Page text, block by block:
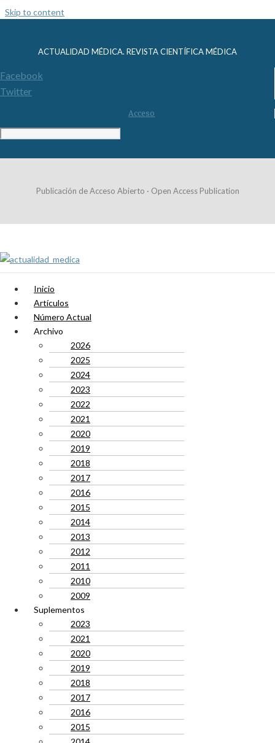
Skip to content
ACTUALIDAD MÉDICA. REVISTA CIENTÍFICA MÉDICA
Facebook
Twitter
Acceso
Publicación de Acceso Abierto · Open Access Publication
Inicio
Artículos
Número Actual
Archivo
2026
2025
2024
2023
2022
2021
2020
2019
2018
2017
2016
2015
2014
2013
2012
2011
2010
2009
Suplementos
2023
2021
2020
2019
2018
2017
2016
2015